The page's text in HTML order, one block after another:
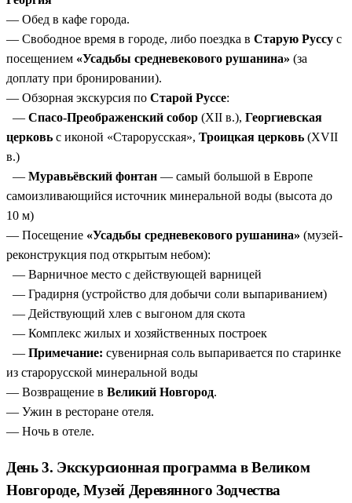
— Обед в кафе города.
— Свободное время в городе, либо поездка в Старую Руссу с
посещением «Усадьбы средневекового рушанина» (за
доплату при бронировании).
— Обзорная экскурсия по Старой Руссе:
— Спасо-Преображенский собор (XII в.), Георгиевская
церковь с иконой «Старорусская», Троицкая церковь (XVII
в.)
— Муравьёвский фонтан — самый большой в Европе
самоизливающийся источник минеральной воды (высота до
10 м)
— Посещение «Усадьбы средневекового рушанина» (музей-
реконструкция под открытым небом):
— Варничное место с действующей варницей
— Градирня (устройство для добычи соли выпариванием)
— Действующий хлев с выгоном для скота
— Комплекс жилых и хозяйственных построек
— Примечание: сувенирная соль выпаривается по старинке
из старорусской минеральной воды
— Возвращение в Великий Новгород.
— Ужин в ресторане отеля.
— Ночь в отеле.
День 3. Экскурсионная программа в Великом
Новгороде, Музей Деревянного Зодчества